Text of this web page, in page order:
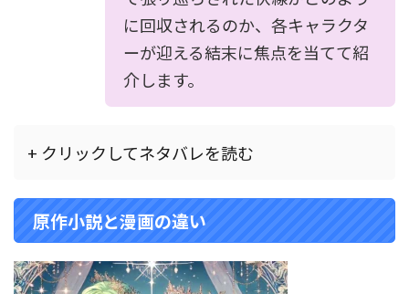
に回収されるのか、各キャラクタ
ーが迎える結末に焦点を当てて紹
介します。
+ クリックしてネタバレを読む
原作小説と漫画の違い